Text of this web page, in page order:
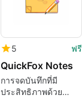
5 ฟรี
QuickFox Notes
การจดบันทึกที่มี
ประสิทธิภาพด้วย